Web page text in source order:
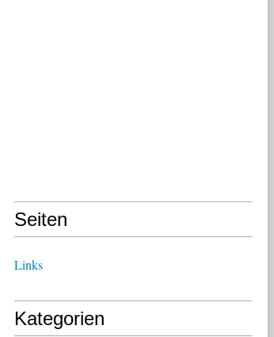
Seiten
Links
Kategorien